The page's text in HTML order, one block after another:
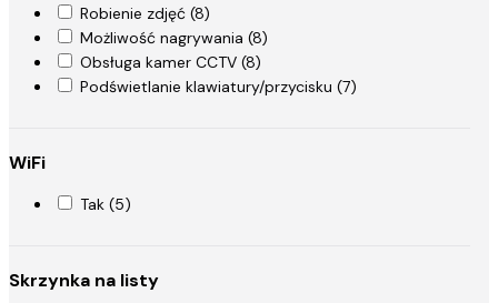
Robienie zdjęć (8)
Możliwość nagrywania (8)
Obsługa kamer CCTV (8)
Podświetlanie klawiatury/przycisku (7)
WiFi
Tak (5)
Skrzynka na listy